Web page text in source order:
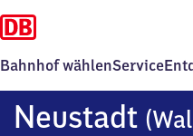
Bahnhof wählenService
Neustadt